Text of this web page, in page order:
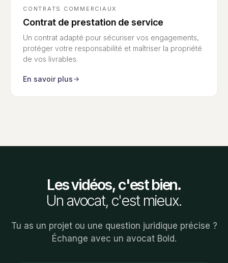
CONTRATS COMMERCIAUX
Contrat de prestation de service
Un contrat adapté pour sécuriser vos engagements,
protéger votre responsabilité et maîtriser la propriété
de vos livrables.
En savoir plus
Les vidéos, c'est bien.
Un avocat, c'est mieux.
Tu as un projet ou une question juridique précise ?
Échange avec un avocat Bold.